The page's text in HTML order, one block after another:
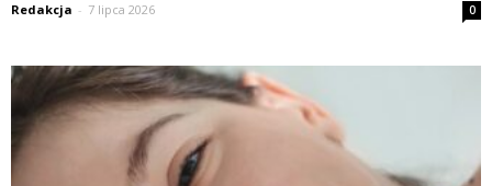
Redakcja - 7 lipca 2026 0